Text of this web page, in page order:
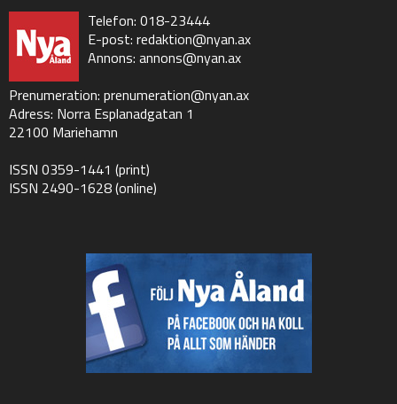
Telefon: 018-23444
E-post: redaktion@nyan.ax
Annons: annons@nyan.ax
Prenumeration: prenumeration@nyan.ax
Adress: Norra Esplanadgatan 1
22100 Mariehamn
ISSN 0359-1441 (print)
ISSN 2490-1628 (online)